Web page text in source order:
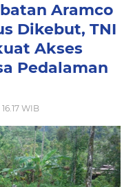
Aramco
Dikebut, TNI
Akses
Pedalaman
WIB